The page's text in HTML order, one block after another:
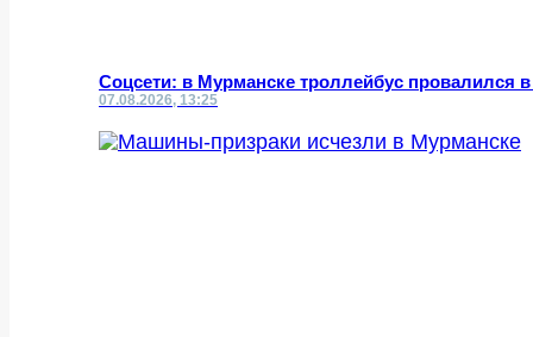
Соцсети: в Мурманске троллейбус провалился
07.08.2026, 13:25